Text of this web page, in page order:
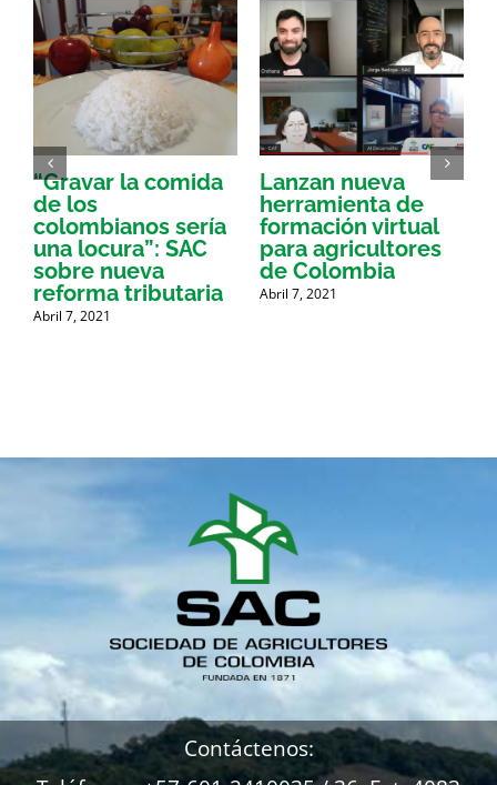
“Gravar la comida
de los
colombianos sería
una locura”: SAC
sobre nueva
reforma tributaria
Abril 7, 2021
Lanzan nueva
herramienta de
formación virtual
para agricultores
de Colombia
Abril 7, 2021
Contáctenos: